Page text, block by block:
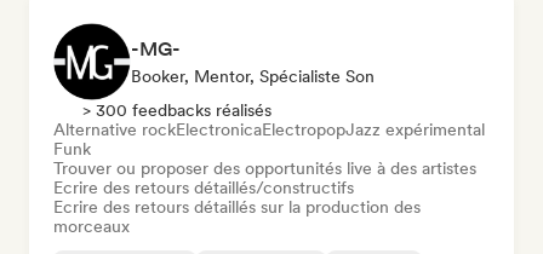
-MG-
Booker, Mentor, Spécialiste Son
> 300 feedbacks réalisés
Alternative rockElectronicaElectropopJazz expérimental
Funk
Trouver ou proposer des opportunités live à des artistes
Ecrire des retours détaillés/constructifs
Ecrire des retours détaillés sur la production des
morceaux